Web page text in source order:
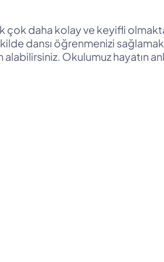
çok daha kolay ve keyifli
dansı öğrenmenizi
Okulumuz hayatın